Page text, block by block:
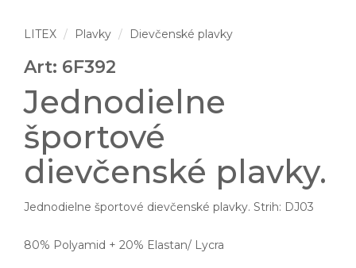
LITEX Plavky Dievčenské plavky
Art: 6F392
Jednodielne
športové
dievčenské plavky.
Jednodielne športové dievčenské plavky. Strih: DJ03
80% Polyamid + 20% Elastan/ Lycra